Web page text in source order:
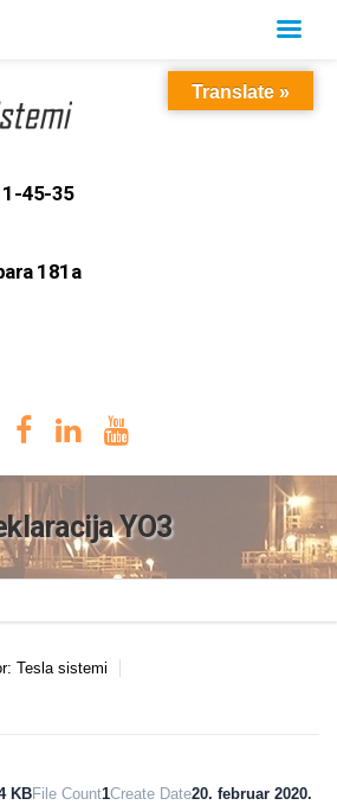
45-35
181a
YO3
Tesla sistemi
KBFile Count1Create Date20. februar 2020.
Translate »